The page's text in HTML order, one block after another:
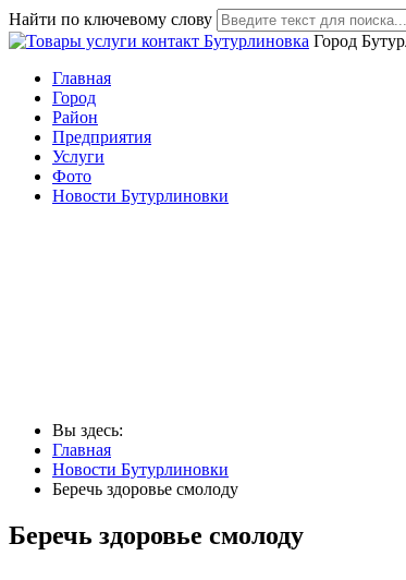
Найти по ключевому слову
Город
Главная
Город
Район
Предприятия
Услуги
Фото
Новости Бутурлиновки
Вы здесь:
Главная
Новости Бутурлиновки
Беречь здоровье смолоду
Беречь здоровье смолоду